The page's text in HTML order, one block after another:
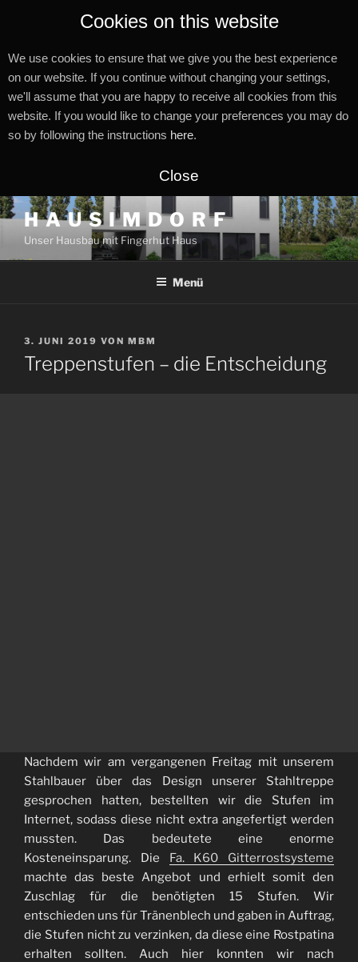
Cookies on this website
We use cookies to ensure that we give you the best experience
on our website. If you continue without changing your settings,
we'll assume that you are happy to receive all cookies from this
website. If you would like to change your preferences you may do
so by following the instructions here.
Close
Zum
Inhalt
springen
H A U S I M D O R F
Unser Hausbau mit Fingerhut Haus
Menü
VERÖFFENTLICHT
AM
3. JUNI 2019 VON MBM
Treppenstufen – die Entscheidung
Nachdem wir am vergangenen Freitag mit unserem
Stahlbauer über das Design unserer Stahltreppe
gesprochen hatten, bestellten wir die Stufen im
Internet, sodass diese nicht extra angefertigt werden
mussten. Das bedeutete eine enorme
Kosteneinsparung. Die Fa. K60 Gitterrostsysteme
machte das beste Angebot und erhielt somit den
Zuschlag für die benötigten 15 Stufen. Wir
entschieden uns für Tränenblech und gaben in Auftrag,
die Stufen nicht zu verzinken, da diese eine Rostpatina
erhalten sollten. Auch hier konnten wir nach